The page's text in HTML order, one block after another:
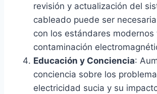
revisión y actualización del
cableado puede ser
con los estándares modernos
contaminación
Educación y Conciencia:
conciencia sobre los
electricidad sucia y su